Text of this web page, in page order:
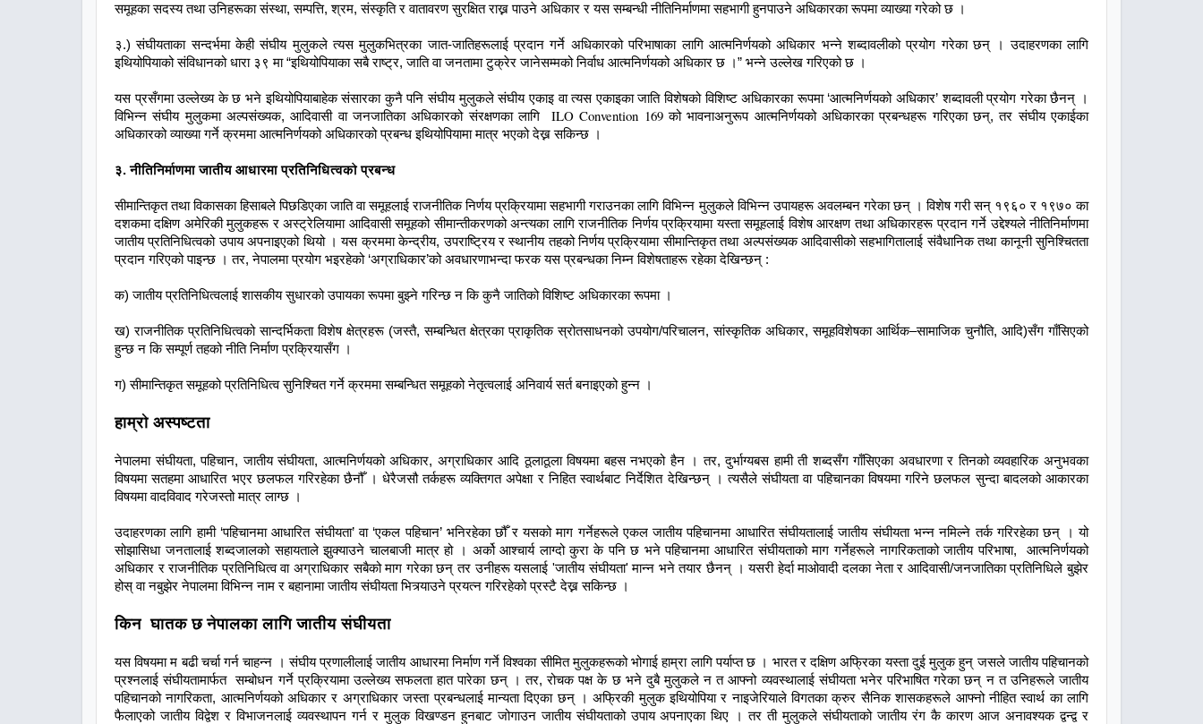
समूहका सदस्य तथा उनिहरूका संस्था, सम्पत्ति, श्रम, संस्कृति र वातावरण सुरक्षित राख्न पाउने अधिकार र यस सम्बन्धी नीतिनिर्माणमा सहभागी हुनपाउने अधिकारका रूपमा व्याख्या गरेको छ ।
३.) संघीयताका सन्दर्भमा केही संघीय मुलुकले त्यस मुलुकभित्रका जात-जातिहरूलाई प्रदान गर्ने अधिकारको परिभाषाका लागि आत्मनिर्णयको अधिकार भन्ने शब्दावलीको प्रयोग गरेका छन् । उदाहरणका लागि
इथियोपियाको संविधानको धारा ३९ मा “इथियोपियाका सबै राष्ट्र, जाति वा जनतामा टुक्रेर जानेसम्मको निर्वाध आत्मनिर्णयको अधिकार छ ।” भन्ने उल्लेख गरिएको छ ।
यस प्रसँगमा उल्लेख्य के छ भने इथियोपियाबाहेक संसारका कुनै पनि संघीय मुलुकले संघीय एकाइ वा त्यस एकाइका जाति विशेषको विशिष्ट अधिकारका रूपमा ‘आत्मनिर्णयको अधिकार’ शब्दावली प्रयोग गरेका छैनन् ।
विभिन्न संघीय मुलुकमा अल्पसंख्यक, आदिवासी वा जनजातिका अधिकारको संरक्षणका लागि ILO Convention 169को भावनाअनुरूप आत्मनिर्णयको अधिकारका प्रबन्धहरू गरिएका छन्, तर संघीय एकाईका
अधिकारको व्याख्या गर्ने क्रममा आत्मनिर्णयको अधिकारको प्रबन्ध इथियोपियामा मात्र भएको देख्न सकिन्छ ।
३. नीतिनिर्माणमा जातीय आधारमा प्रतिनिधित्वको प्रबन्ध
सीमान्तिकृत तथा विकासका हिसाबले पिछडिएका जाति वा समूहलाई राजनीतिक निर्णय प्रक्रियामा सहभागी गराउनका लागि विभिन्न मुलुकले विभिन्न उपायहरू अवलम्बन गरेका छन् । विशेष गरी सन् १९६० र १९७० का
दशकमा दक्षिण अमेरिकी मुलुकहरू र अस्ट्रेलियामा आदिवासी समूहको सीमान्तीकरणको अन्त्यका लागि राजनीतिक निर्णय प्रक्रियामा यस्ता समूहलाई विशेष आरक्षण तथा अधिकारहरू प्रदान गर्ने उद्देश्यले नीतिनिर्माणमा
जातीय प्रतिनिधित्वको उपाय अपनाइएको थियो । यस क्रममा केन्द्रीय, उपराष्ट्रिय र स्थानीय तहको निर्णय प्रक्रियामा सीमान्तिकृत तथा अल्पसंख्यक आदिवासीको सहभागितालाई संवैधानिक तथा कानूनी सुनिश्चितता
प्रदान गरिएको पाइन्छ । तर, नेपालमा प्रयोग भइरहेको ‘अग्राधिकार’को अवधारणाभन्दा फरक यस प्रबन्धका निम्न विशेषताहरू रहेका देखिन्छन् :
क) जातीय प्रतिनिधित्वलाई शासकीय सुधारको उपायका रूपमा बुझ्ने गरिन्छ न कि कुनै जातिको विशिष्ट अधिकारका रूपमा ।
ख) राजनीतिक प्रतिनिधित्वको सान्दर्भिकता विशेष क्षेत्रहरू (जस्तै, सम्बन्धित क्षेत्रका प्राकृतिक स्रोतसाधनको उपयोग/परिचालन, सांस्कृतिक अधिकार, समूहविशेषका आर्थिक–सामाजिक चुनौति, आदि)सँग गाँसिएको
हुन्छ न कि सम्पूर्ण तहको नीति निर्माण प्रक्रियासँग ।
ग) सीमान्तिकृत समूहको प्रतिनिधित्व सुनिश्चित गर्ने क्रममा सम्बन्धित समूहको नेतृत्वलाई अनिवार्य सर्त बनाइएको हुन्न ।
हाम्रो अस्पष्टता
नेपालमा संघीयता, पहिचान, जातीय संघीयता, आत्मनिर्णयको अधिकार, अग्राधिकार आदि ठूलाठूला विषयमा बहस नभएको हैन । तर, दुर्भाग्यबस हामी ती शब्दसँग गाँसिएका अवधारणा र तिनको व्यवहारिक अनुभवका
विषयमा सतहमा आधारित भएर छलफल गरिरहेका छैनौँ । धेरैजसौ तर्कहरू व्यक्तिगत अपेक्षा र निहित स्वार्थबाट निर्देशित देखिन्छन् । त्यसैले संघीयता वा पहिचानका विषयमा गरिने छलफल सुन्दा बादलको आकारका
विषयमा वादविवाद गरेजस्तो मात्र लाग्छ ।
उदाहरणका लागि हामी ‘पहिचानमा आधारित संघीयता’ वा ‘एकल पहिचान’ भनिरहेका छौँ र यसको माग गर्नेहरूले एकल जातीय पहिचानमा आधारित संघीयतालाई जातीय संघीयता भन्न नमिल्ने तर्क गरिरहेका छन् । यो
सोझासिधा जनतालाई शब्दजालको सहायताले झुक्याउने चालबाजी मात्र हो । अर्को आश्चार्य लाग्दो कुरा के पनि छ भने पहिचानमा आधारित संघीयताको माग गर्नेहरूले नागरिकताको जातीय परिभाषा, आत्मनिर्णयको
अधिकार र राजनीतिक प्रतिनिधित्व वा अग्राधिकार सबैको माग गरेका छन् तर उनीहरू यसलाई 'जातीय संघीयता' मान्न भने तयार छैनन् । यसरी हेर्दा माओवादी दलका नेता र आदिवासी/जनजातिका प्रतिनिधिले बुझेर
होस् वा नबुझेर नेपालमा विभिन्न नाम र बहानामा जातीय संघीयता भित्र्याउने प्रयत्न गरिरहेको प्रस्टै देख्न सकिन्छ ।
किन घातक छ नेपालका लागि जातीय संघीयता
यस विषयमा म बढी चर्चा गर्न चाहन्न । संघीय प्रणालीलाई जातीय आधारमा निर्माण गर्ने विश्वका सीमित मुलुकहरूको भोगाई हाम्रा लागि पर्याप्त छ । भारत र दक्षिण अफ्रिका यस्ता दुई मुलुक हुन् जसले जातीय पहिचानको
प्रश्नलाई संघीयतामार्फत सम्बोधन गर्ने प्रक्रियामा उल्लेख्य सफलता हात पारेका छन् । तर, रोचक पक्ष के छ भने दुबै मुलुकले न त आफ्नो व्यवस्थालाई संघीयता भनेर परिभाषित गरेका छन् न त उनिहरूले जातीय
पहिचानको नागरिकता, आत्मनिर्णयको अधिकार र अग्राधिकार जस्ता प्रबन्धलाई मान्यता दिएका छन् । अफ्रिकी मुलुक इथियोपिया र नाइजेरियाले विगतका क्रुर सैनिक शासकहरूले आफ्नो नीहित स्वार्थ का लागि
फैलाएको जातीय विद्वेश र विभाजनलाई व्यवस्थापन गर्न र मुलुक विखण्डन हुनबाट जोगाउन जातीय संघीयताको उपाय अपनाएका थिए । तर ती मुलुकले संघीयताको जातीय रंग कै कारण आज अनावश्यक द्वन्द्व र